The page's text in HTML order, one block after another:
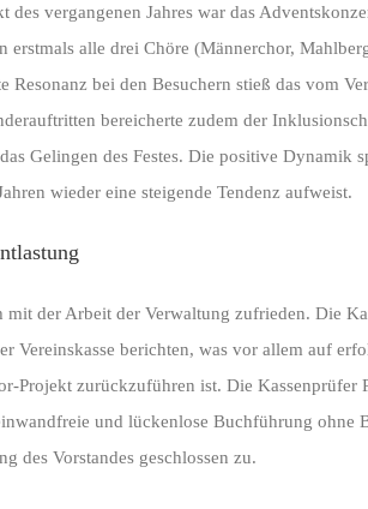
des vergangenen Jahres war das
erstmals alle drei Chöre (Männerchor,
Resonanz bei den Besuchern stieß das vom
bereicherte zudem der
Gelingen des Festes. Die positive Dynamik
wieder eine steigende Tendenz aufweist.
der Arbeit der Verwaltung zufrieden. Die
Vereinskasse berichten, was vor allem auf
Projekt zurückzuführen ist. Die Kassenprüfer
und lückenlose Buchführung ohne
des Vorstandes geschlossen zu.